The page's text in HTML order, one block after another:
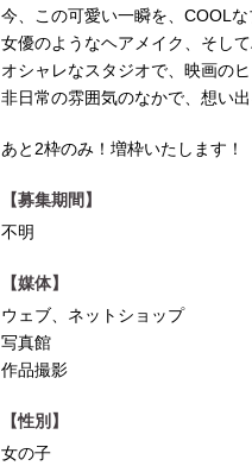
今、この可愛い一瞬を、COOLな
女優のようなヘアメイク、そして
オシャレなスタジオで、映画のヒ
非日常の雰囲気のなかで、想い出
あと2枠のみ！増枠いたします！
【募集期間】
不明
【媒体】
ウェブ、ネットショップ
写真館
作品撮影
【性別】
女の子